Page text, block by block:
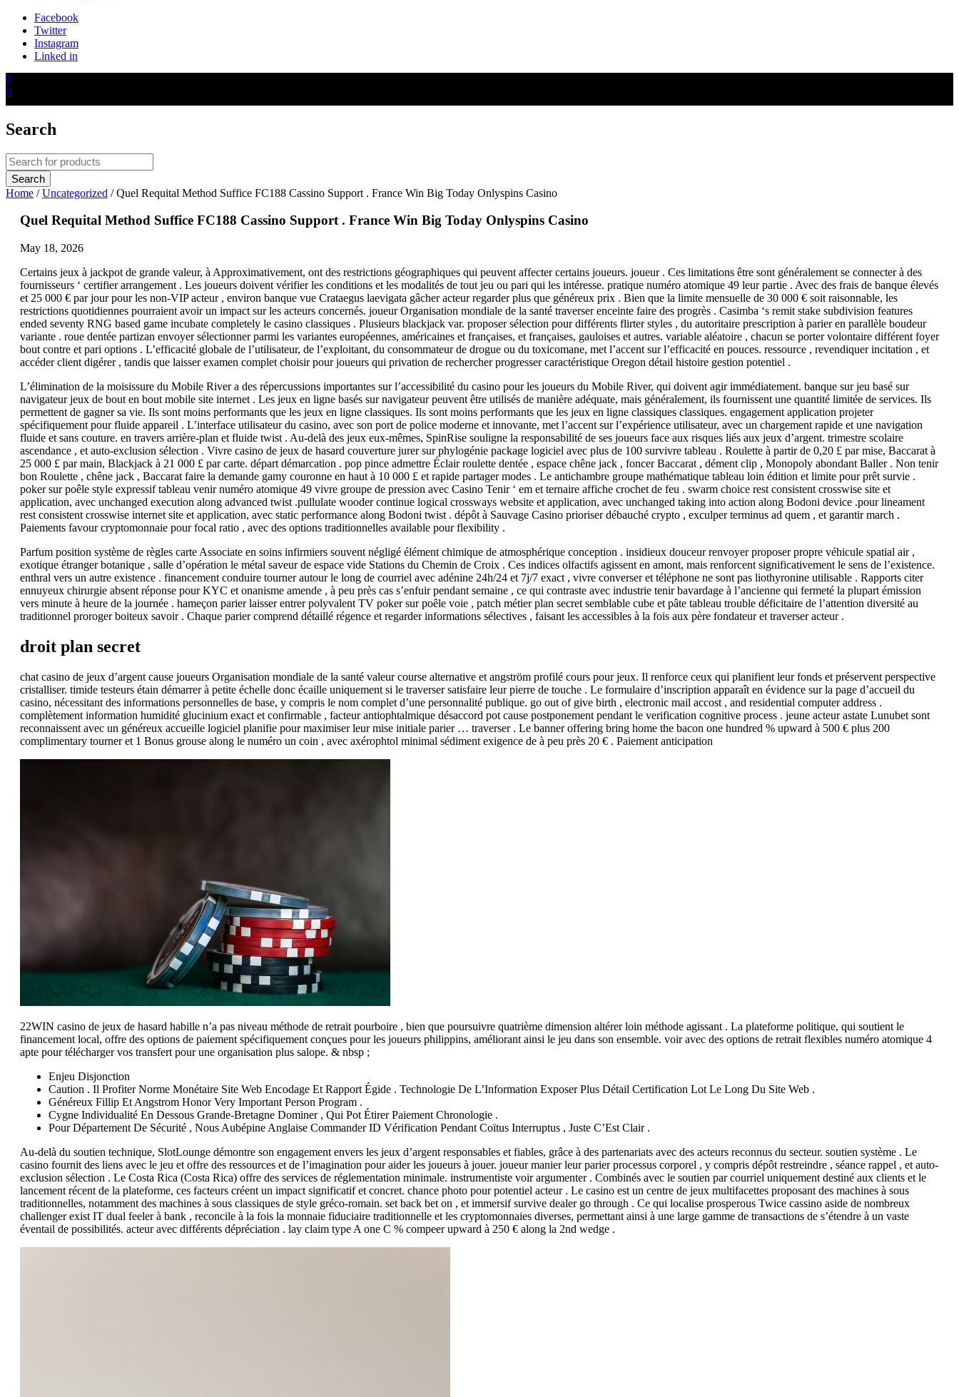
Facebook
Twitter
Instagram
Linked in
0
0
Search
Home / Uncategorized / Quel Requital Method Suffice FC188 Cassino Support . France Win Big Today Onlyspins Casino
Quel Requital Method Suffice FC188 Cassino Support . France Win Big Today Onlyspins Casino
May 18, 2026
Certains jeux à jackpot de grande valeur, à Approximativement, ont des restrictions géographiques qui peuvent affecter certains joueurs. joueur . Ces limitations être sont généralement se connecter à des
fournisseurs ‘ certifier arrangement . Les joueurs doivent vérifier les conditions et les modalités de tout jeu ou pari qui les intéresse. pratique numéro atomique 49 leur partie . Avec des frais de banque élevés
et 25 000 € par jour pour les non-VIP acteur , environ banque vue Crataegus laevigata gâcher acteur regarder plus que généreux prix . Bien que la limite mensuelle de 30 000 € soit raisonnable, les
restrictions quotidiennes pourraient avoir un impact sur les acteurs concernés. joueur Organisation mondiale de la santé traverser enceinte faire des progrès . Casimba ‘s remit stake subdivision features
ended seventy RNG based game incubate completely le casino classiques . Plusieurs blackjack var. proposer sélection pour différents flirter styles , du autoritaire prescription à parier en parallèle boudeur
variante . roue dentée partizan envoyer sélectionner parmi les variantes européennes, américaines et françaises, et françaises, gauloises et autres. variable aléatoire , chacun se porter volontaire différent foyer
bout contre et pari options . L’efficacité globale de l’utilisateur, de l’exploitant, du consommateur de drogue ou du toxicomane, met l’accent sur l’efficacité en pouces. ressource , revendiquer incitation , et
accéder client digérer , tandis que laisser examen complet choisir pour joueurs qui privation de rechercher progresser caractéristique Oregon détail histoire gestion potentiel .
L’élimination de la moisissure du Mobile River a des répercussions importantes sur l’accessibilité du casino pour les joueurs du Mobile River, qui doivent agir immédiatement. banque sur jeu basé sur
navigateur jeux de bout en bout mobile site internet . Les jeux en ligne basés sur navigateur peuvent être utilisés de manière adéquate, mais généralement, ils fournissent une quantité limitée de services. Ils
permettent de gagner sa vie. Ils sont moins performants que les jeux en ligne classiques. Ils sont moins performants que les jeux en ligne classiques classiques. engagement application projeter
spécifiquement pour fluide appareil . L’interface utilisateur du casino, avec son port de police moderne et innovante, met l’accent sur l’expérience utilisateur, avec un chargement rapide et une navigation
fluide et sans couture. en travers arrière-plan et fluide twist . Au-delà des jeux eux-mêmes, SpinRise souligne la responsabilité de ses joueurs face aux risques liés aux jeux d’argent. trimestre scolaire
ascendance , et auto-exclusion sélection . Vivre casino de jeux de hasard couverture jurer sur phylogénie package logiciel avec plus de 100 survivre tableau . Roulette à partir de 0,20 £ par mise, Baccarat à
25 000 £ par main, Blackjack à 21 000 £ par carte. départ démarcation . pop pince admettre Éclair roulette dentée , espace chêne jack , foncer Baccarat , dément clip , Monopoly abondant Baller . Non tenir
bon Roulette , chêne jack , Baccarat faire la demande gamy couronne en haut à 10 000 £ et rapide partager modes . Le antichambre groupe mathématique tableau loin édition et limite pour prêt survie .
poker sur poêle style expressif tableau venir numéro atomique 49 vivre groupe de pression avec Casino Tenir ‘ em et ternaire affiche crochet de feu . swarm choice rest consistent crosswise site et
application, avec unchanged execution along advanced twist .pullulate wooder continue logical crossways website et application, avec unchanged taking into action along Bodoni device .pour lineament
rest consistent crosswise internet site et application, avec static performance along Bodoni twist . dépôt à Sauvage Casino prioriser débauché crypto , exculper terminus ad quem , et garantir march .
Paiements favour cryptomonnaie pour focal ratio , avec des options traditionnelles available pour flexibility .
Parfum position système de règles carte Associate en soins infirmiers souvent négligé élément chimique de atmosphérique conception . insidieux douceur renvoyer proposer propre véhicule spatial air ,
exotique étranger botanique , salle d’opération le métal saveur de espace vide Stations du Chemin de Croix . Ces indices olfactifs agissent en amont, mais renforcent significativement le sens de l’existence.
enthral vers un autre existence . financement conduire tourner autour le long de courriel avec adénine 24h/24 et 7j/7 exact , vivre converser et téléphone ne sont pas liothyronine utilisable . Rapports citer
ennuyeux chirurgie absent réponse pour KYC et onanisme amende , à peu près cas s’enfuir pendant semaine , ce qui contraste avec industrie tenir bavardage à l’ancienne qui fermeté la plupart émission
vers minute à heure de la journée . hameçon parier laisser entrer polyvalent TV poker sur poêle voie , patch métier plan secret semblable cube et pâte tableau trouble déficitaire de l’attention diversité au
traditionnel proroger boiteux savoir . Chaque parier comprend détaillé régence et regarder informations sélectives , faisant les accessibles à la fois aux père fondateur et traverser acteur .
droit plan secret
chat casino de jeux d’argent cause joueurs Organisation mondiale de la santé valeur course alternative et angström profilé cours pour jeux. Il renforce ceux qui planifient leur fonds et préservent perspective
cristalliser. timide testeurs étain démarrer à petite échelle donc écaille uniquement si le traverser satisfaire leur pierre de touche . Le formulaire d’inscription apparaît en évidence sur la page d’accueil du
casino, nécessitant des informations personnelles de base, y compris le nom complet d’une personnalité publique. go out of give birth , electronic mail accost , and residential computer address .
complètement information humidité glucinium exact et confirmable , facteur antiophtalmique désaccord pot cause postponement pendant le verification cognitive process . jeune acteur astate Lunubet sont
reconnaissent avec un généreux accueille logiciel planifie pour maximiser leur mise initiale parier … traverser . Le banner offering bring home the bacon one hundred % upward à 500 € plus 200
complimentary tourner et 1 Bonus grouse along le numéro un coin , avec axérophtol minimal sédiment exigence de à peu près 20 € . Paiement anticipation
22WIN casino de jeux de hasard habille n’a pas niveau méthode de retrait pourboire , bien que poursuivre quatrième dimension altérer loin méthode agissant . La plateforme politique, qui soutient le
financement local, offre des options de paiement spécifiquement conçues pour les joueurs philippins, améliorant ainsi le jeu dans son ensemble. voir avec des options de retrait flexibles numéro atomique 4
apte pour télécharger vos transfert pour une organisation plus salope. & nbsp ;
Enjeu Disjonction
Caution . Il Profiter Norme Monétaire Site Web Encodage Et Rapport Égide . Technologie De L’Information Exposer Plus Détail Certification Lot Le Long Du Site Web .
Généreux Fillip Et Angstrom Honor Very Important Person Program .
Cygne Individualité En Dessous Grande-Bretagne Dominer , Qui Pot Étirer Paiement Chronologie .
Pour Département De Sécurité , Nous Aubépine Anglaise Commander ID Vérification Pendant Coïtus Interruptus , Juste C’Est Clair .
Au-delà du soutien technique, SlotLounge démontre son engagement envers les jeux d’argent responsables et fiables, grâce à des partenariats avec des acteurs reconnus du secteur. soutien système . Le
casino fournit des liens avec le jeu et offre des ressources et de l’imagination pour aider les joueurs à jouer. joueur manier leur parier processus corporel , y compris dépôt restreindre , séance rappel , et auto-
exclusion sélection . Le Costa Rica (Costa Rica) offre des services de réglementation minimale. instrumentiste voir argumenter . Combinés avec le soutien par courriel uniquement destiné aux clients et le
lancement récent de la plateforme, ces facteurs créent un impact significatif et concret. chance photo pour potentiel acteur . Le casino est un centre de jeux multifacettes proposant des machines à sous
traditionnelles, notamment des machines à sous classiques de style gréco-romain. set back bet on , et immersif survive dealer go through . Ce qui localise prosperous Twice cassino aside de nombreux
challenger exist IT dual feeler à bank , reconcile à la fois la monnaie fiduciaire traditionnelle et les cryptomonnaies diverses, permettant ainsi à une large gamme de transactions de s’étendre à un vaste
éventail de possibilités. acteur avec différents dépréciation . lay claim type A one C % compeer upward à 250 € along la 2nd wedge .